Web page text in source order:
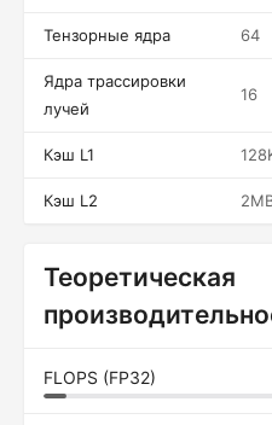
Тензорные ядра 64
Ядра трассировки
лучей
16
Кэш L1
Кэш L2
Теоретическая
FLOPS (FP32)